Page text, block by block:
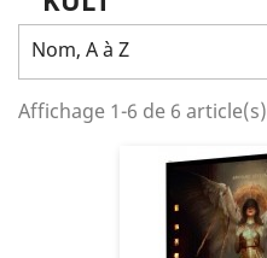
Nom, A à Z
Affichage 1-6 de 6 article(s)